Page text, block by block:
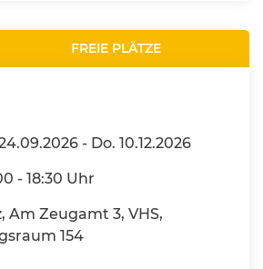
FREIE PLÄTZE
- Do. 10.12.2026
- 18:30 Uhr
Am Zeugamt 3, VHS,
154